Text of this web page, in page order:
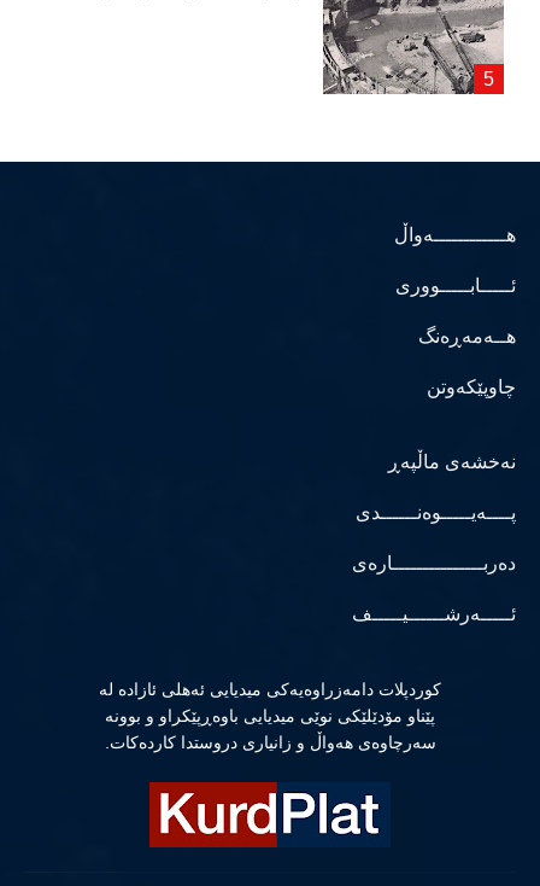
هــــــــــــەواڵ
ئـــــابـــــووری
هــەمەڕەنگ
چاوپێکەوتن
نەخشەی ماڵپەڕ
پــــەیـــــوەنــــــدی
دەربـــــــــــــــارەی
ئـــــەرشــــــیـــــف
كوردپلات دامەزراوەیەكی میدیایی ئەهلی ئازادە لە
پێناو مۆدێلێكی نوێی میدیایی باوەڕپێكراو و بوونە
سەرچاوەی هەواڵ و زانیاری دروستدا كاردەكات.